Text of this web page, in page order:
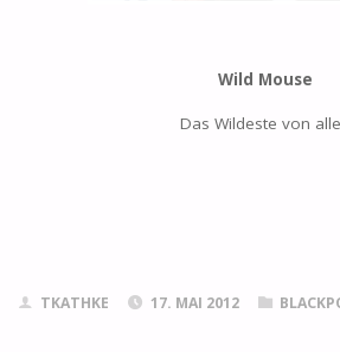
Wild Mouse
Das Wildeste von
TKATHKE 17. MAI 2012